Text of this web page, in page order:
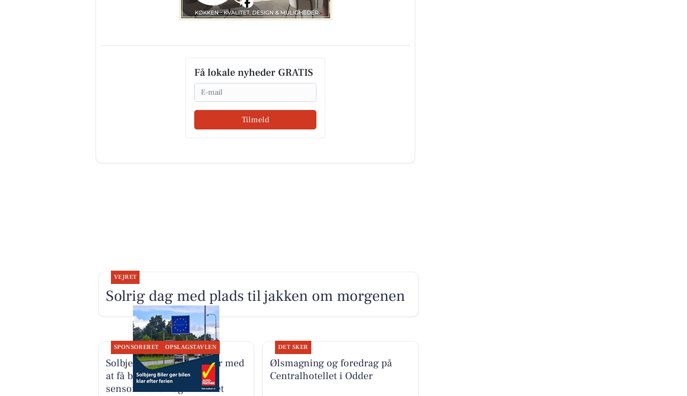
Få lokale nyheder GRATIS
Email
Tilmeld
VEJRET
Solrig dag med plads til jakken om morgenen
SPONSORERET OPSLAGSTAVLEN
Solbjerg Biler ApS hjælper med
at få bilen klar til
sensommeren og efteråret
DET SKER
Ølsmagning og foredrag på
Centralhotellet i Odder